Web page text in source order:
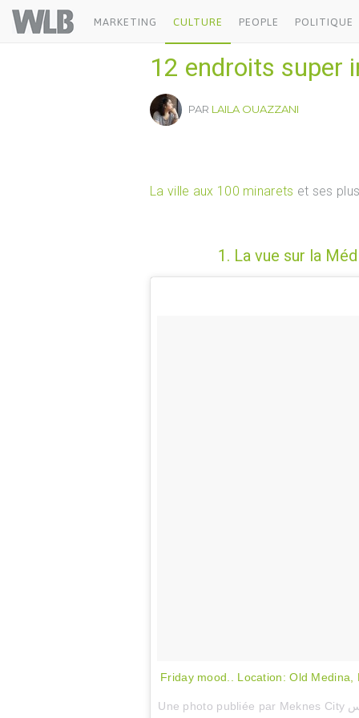
Welovebuzz
MARKETING CULTURE PEOPLE POLITIQUE
12 endroits super
PAR LAILA OUAZZANI
La ville aux 100 minarets et ses
1. La vue sur la
Friday mood.. Location: Old Medina,